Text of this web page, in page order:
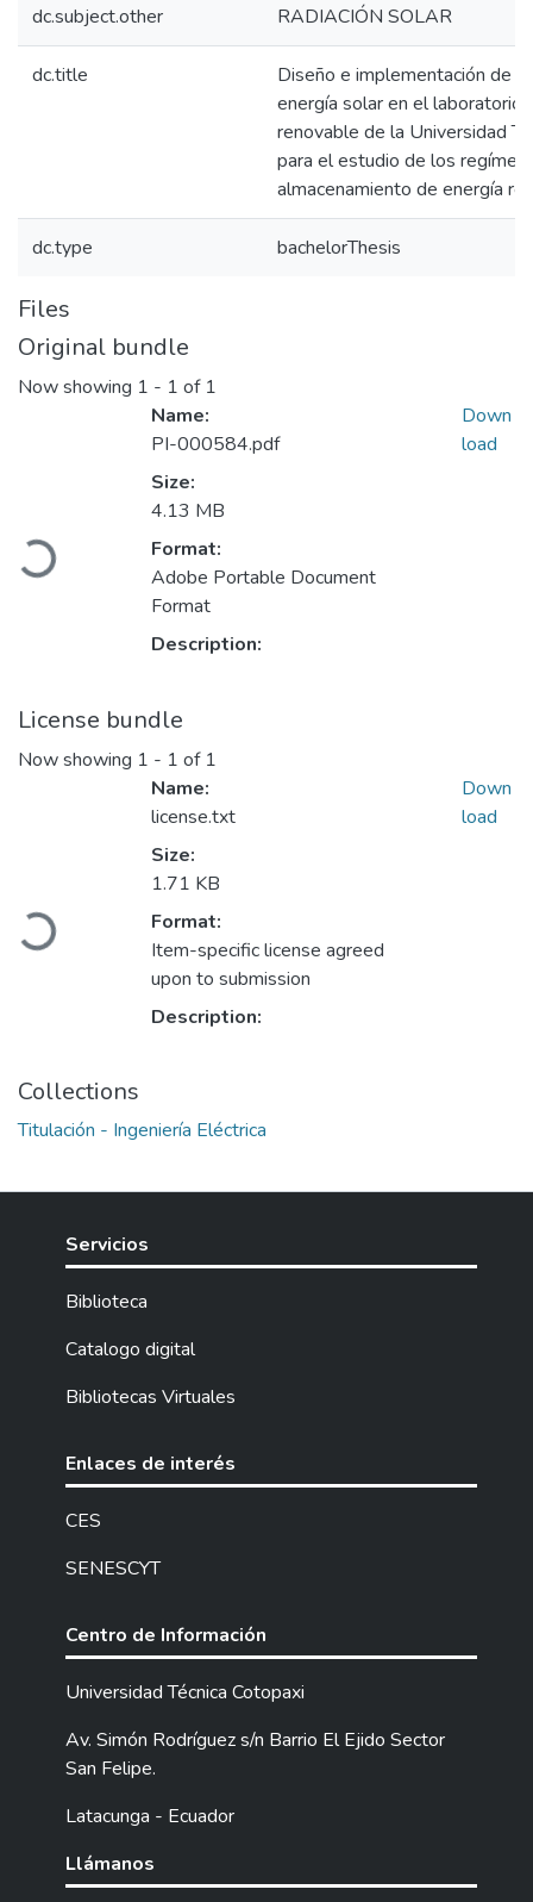
dc.subject.other RADIACIÓN SOLAR
dc.title
Diseño e implementación de
energía solar en el laboratorio
renovable de la Universidad
para el estudio de los
almacenamiento de energía
dc.type bachelorThesis
Files
Original bundle
Now showing 1 - 1 of 1
Loading...
Name:
PI-000584.pdf
Size:
4.13 MB
Format:
Adobe Portable Document
Format
Description:
Down
load
License bundle
Now showing 1 - 1 of 1
Loading...
Name:
license.txt
Size:
1.71 KB
Format:
Item-specific license agreed
upon to submission
Description:
Down
load
Collections
Titulación - Ingeniería Eléctrica
Servicios
Biblioteca
Catalogo digital
Bibliotecas Virtuales
Enlaces de interés
CES
SENESCYT
Centro de Información
Universidad Técnica Cotopaxi
Av. Simón Rodríguez s/n Barrio El Ejido Sector
San Felipe.
Latacunga - Ecuador
Llámanos